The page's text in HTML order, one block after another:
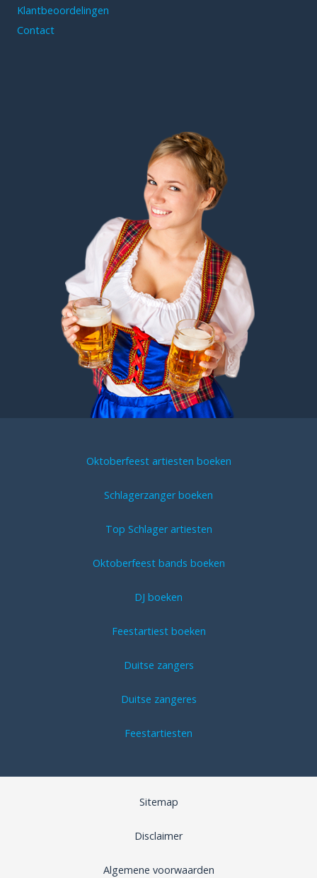
Klantbeoordelingen
Contact
Oktoberfeest artiesten boeken
Schlagerzanger boeken
Top Schlager artiesten
Oktoberfeest bands boeken
DJ boeken
Feestartiest boeken
Duitse zangers
Duitse zangeres
Feestartiesten
Sitemap
Disclaimer
Algemene voorwaarden